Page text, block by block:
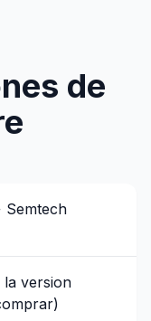
de
Semtech
la version